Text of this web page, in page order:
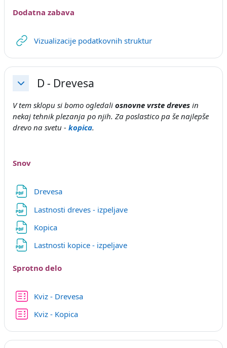
Dodatna zabava
Vizualizacije podatkovnih strukturURL
Skrči D - Drevesa
V tem sklopu si bomo ogledali osnovne vrste dreves in
nekaj tehnik plezanja po njih. Za poslastico pa še najlepše
drevo na svetu - kopica.
Snov
Drevesa
Lastnosti dreves - izpeljave
Kopica
Lastnosti kopice - izpeljave
Sprotno delo
Kviz - Drevesa
Kviz - Kopica